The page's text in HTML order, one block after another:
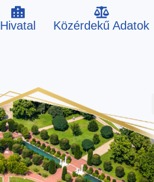
Hivatal Közérdekű Adatok